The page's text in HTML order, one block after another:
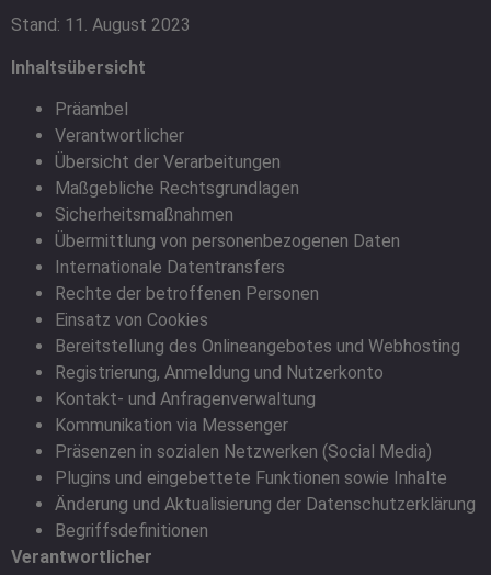
Stand: 11. August 2023
Inhaltsübersicht
Präambel
Verantwortlicher
Übersicht der Verarbeitungen
Maßgebliche Rechtsgrundlagen
Sicherheitsmaßnahmen
Übermittlung von personenbezogenen Daten
Internationale Datentransfers
Rechte der betroffenen Personen
Einsatz von Cookies
Bereitstellung des Onlineangebotes und Webhosting
Registrierung, Anmeldung und Nutzerkonto
Kontakt- und Anfragenverwaltung
Kommunikation via Messenger
Präsenzen in sozialen Netzwerken (Social Media)
Plugins und eingebettete Funktionen sowie Inhalte
Änderung und Aktualisierung der Datenschutzerklärung
Begriffsdefinitionen
Verantwortlicher